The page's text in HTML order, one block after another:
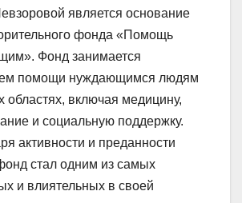
является основание
фонда «Помощь
Фонд занимается
помощи нуждающимся людям
областях, включая медицину,
и социальную поддержку.
активности и преданности
стал одним из самых
и влиятельных в своей